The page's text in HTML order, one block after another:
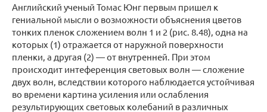
Английский ученый Томас Юнг первым пришел к
гениальной мысли о возможности объяснения цветов
тонких пленок сложением волн 1 и 2 (рис. 8.48), одна на
которых (1) отражается от наружной поверхности
пленки, а другая (2) — от внутренней. При этом
происходит интеференция световых волн — сложение
двух волн, вследствии которого наблюдается устойчивая
во времени картина усиления или ослабления
результирующих световых колебаний в различных